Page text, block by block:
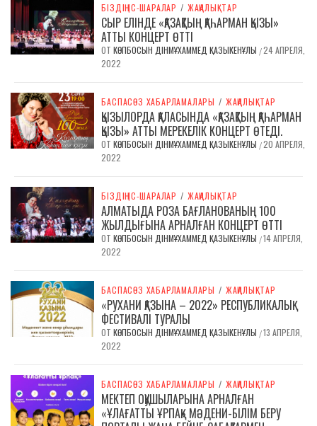
БІЗДІҢ ІС-ШАРАЛАР / ЖАҢАЛЫҚТАР
СЫР ЕЛІНДЕ «ҚАЗАҚТЫҢ ҚАҺАРМАН ҚЫЗЫ»
АТТЫ КОНЦЕРТ ӨТТІ
ОТ КӨПБОСЫН ДІНМҰХАММЕД ҚАЗЫКЕНҰЛЫ /24 АПРЕЛЯ,
2022
БАСПАСӨЗ ХАБАРЛАМАЛАРЫ / ЖАҢАЛЫҚТАР
ҚЫЗЫЛОРДА ҚАЛАСЫНДА «ҚАЗАҚТЫҢ ҚАҺАРМАН
ҚЫЗЫ» АТТЫ МЕРЕКЕЛІК КОНЦЕРТ ӨТЕДІ.
ОТ КӨПБОСЫН ДІНМҰХАММЕД ҚАЗЫКЕНҰЛЫ /20 АПРЕЛЯ,
2022
БІЗДІҢ ІС-ШАРАЛАР / ЖАҢАЛЫҚТАР
АЛМАТЫДА РОЗА БАҒЛАНОВАНЫҢ 100
ЖЫЛДЫҒЫНА АРНАЛҒАН КОНЦЕРТ ӨТТІ
ОТ КӨПБОСЫН ДІНМҰХАММЕД ҚАЗЫКЕНҰЛЫ /14 АПРЕЛЯ,
2022
БАСПАСӨЗ ХАБАРЛАМАЛАРЫ / ЖАҢАЛЫҚТАР
«РУХАНИ ҚАЗЫНА – 2022» РЕСПУБЛИКАЛЫҚ
ФЕСТИВАЛІ ТУРАЛЫ
ОТ КӨПБОСЫН ДІНМҰХАММЕД ҚАЗЫКЕНҰЛЫ /13 АПРЕЛЯ,
2022
БАСПАСӨЗ ХАБАРЛАМАЛАРЫ / ЖАҢАЛЫҚТАР
МЕКТЕП ОҚУШЫЛАРЫНА АРНАЛҒАН
«ҰЛАҒАТТЫ ҰРПАҚ» МӘДЕНИ-БІЛІМ БЕРУ